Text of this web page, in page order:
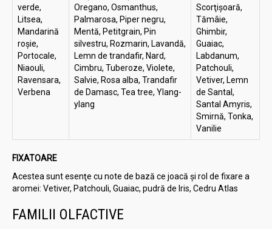
verde,
Litsea,
Mandarină
roșie,
Portocale,
Niaouli,
Ravensara,
Verbena
Oregano, Osmanthus,
Palmarosa, Piper negru,
Mentă, Petitgrain, Pin
silvestru, Rozmarin, Lavandă,
Lemn de trandafir, Nard,
Cimbru, Tuberoze, Violete,
Salvie, Rosa alba, Trandafir
de Damasc, Tea tree, Ylang-
ylang
Scorţişoară,
Tămâie,
Ghimbir,
Guaiac,
Labdanum,
Patchouli,
Vetiver, Lemn
de Santal,
Santal Amyris,
Smirnă, Tonka,
Vanilie
FIXATOARE
Acestea sunt esenţe cu note de bază ce joacă şi rol de fixare a
aromei: Vetiver, Patchouli, Guaiac, pudră de Iris, Cedru Atlas
FAMILII OLFACTIVE